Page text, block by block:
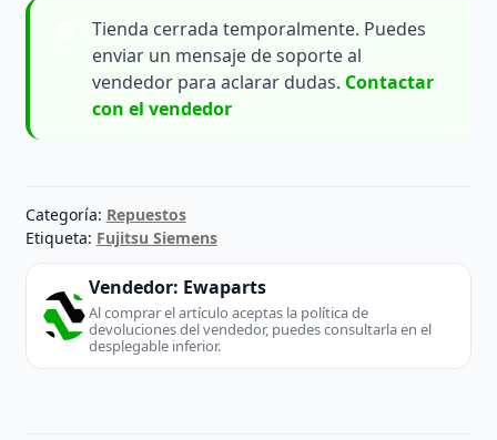
Tienda cerrada temporalmente. Puedes
enviar un mensaje de soporte al
vendedor para aclarar dudas. Contactar
con el vendedor
Categoría: Repuestos
Etiqueta: Fujitsu Siemens
Vendedor: Ewaparts
Al comprar el artículo aceptas la política de
devoluciones del vendedor, puedes consultarla en el
desplegable inferior.